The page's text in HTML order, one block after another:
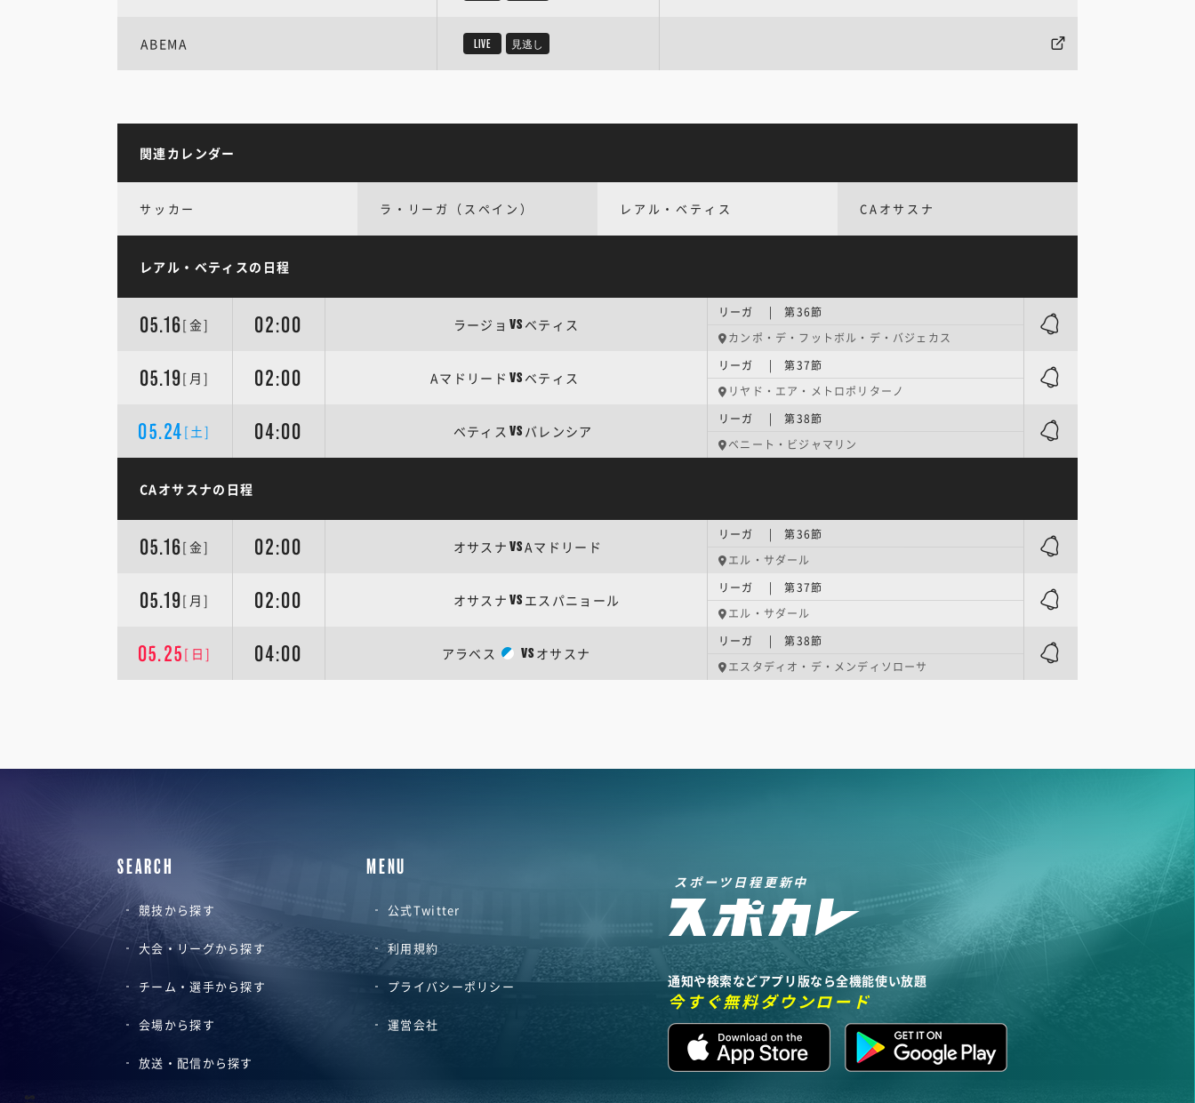
ABEMA LIVE 見逃し
関連カレンダー
サッカー ラ・リーガ（スペイン） レアル・ベティス CAオサスナ
レアル・ベティスの日程
05.16[金] 02:00 ラージョ VS ベティス
リーガ | 第36節
カンポ・デ・フットボル・デ・バジェカス
05.19[月] 02:00 Aマドリード VS ベティス
リーガ | 第37節
リヤド・エア・メトロポリターノ
05.24 [土] 04:00 ベティス VS バレンシア
リーガ | 第38節
ベニート・ビジャマリン
CAオサスナの日程
05.16[金] 02:00 オサスナ VSAマドリード
リーガ | 第36節
エル・サダール
05.19[月] 02:00 オサスナ VS エスパニョール
リーガ | 第37節
エル・サダール
05.25 [日] 04:00 アラベス VS オサスナ
リーガ | 第38節
エスタディオ・デ・メンディソローサ
SEARCH
競技から探す
大会・リーグから探す
チーム・選手から探す
会場から探す
放送・配信から探す
MENU
公式Twitter
利用規約
プライバシーポリシー
運営会社
スポーツ日程更新中
通知や検索などアプリ版なら全機能使い放題
今すぐ無料ダウンロード